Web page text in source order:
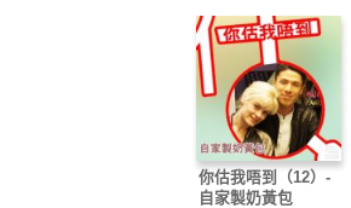
你估我唔到（12）-
自家製奶黃包